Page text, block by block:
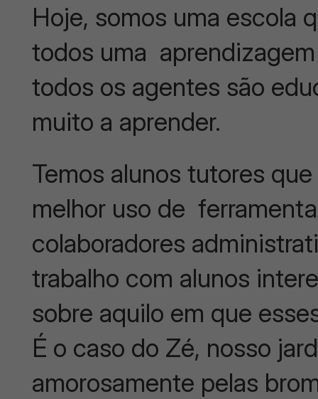
Hoje, somos uma escola
todos uma
todos os agentes são
muito a aprender.
Temos alunos tutores
melhor uso de
colaboradores
trabalho com alunos
sobre aquilo em que
É o caso do Zé, nosso
amorosamente pelas